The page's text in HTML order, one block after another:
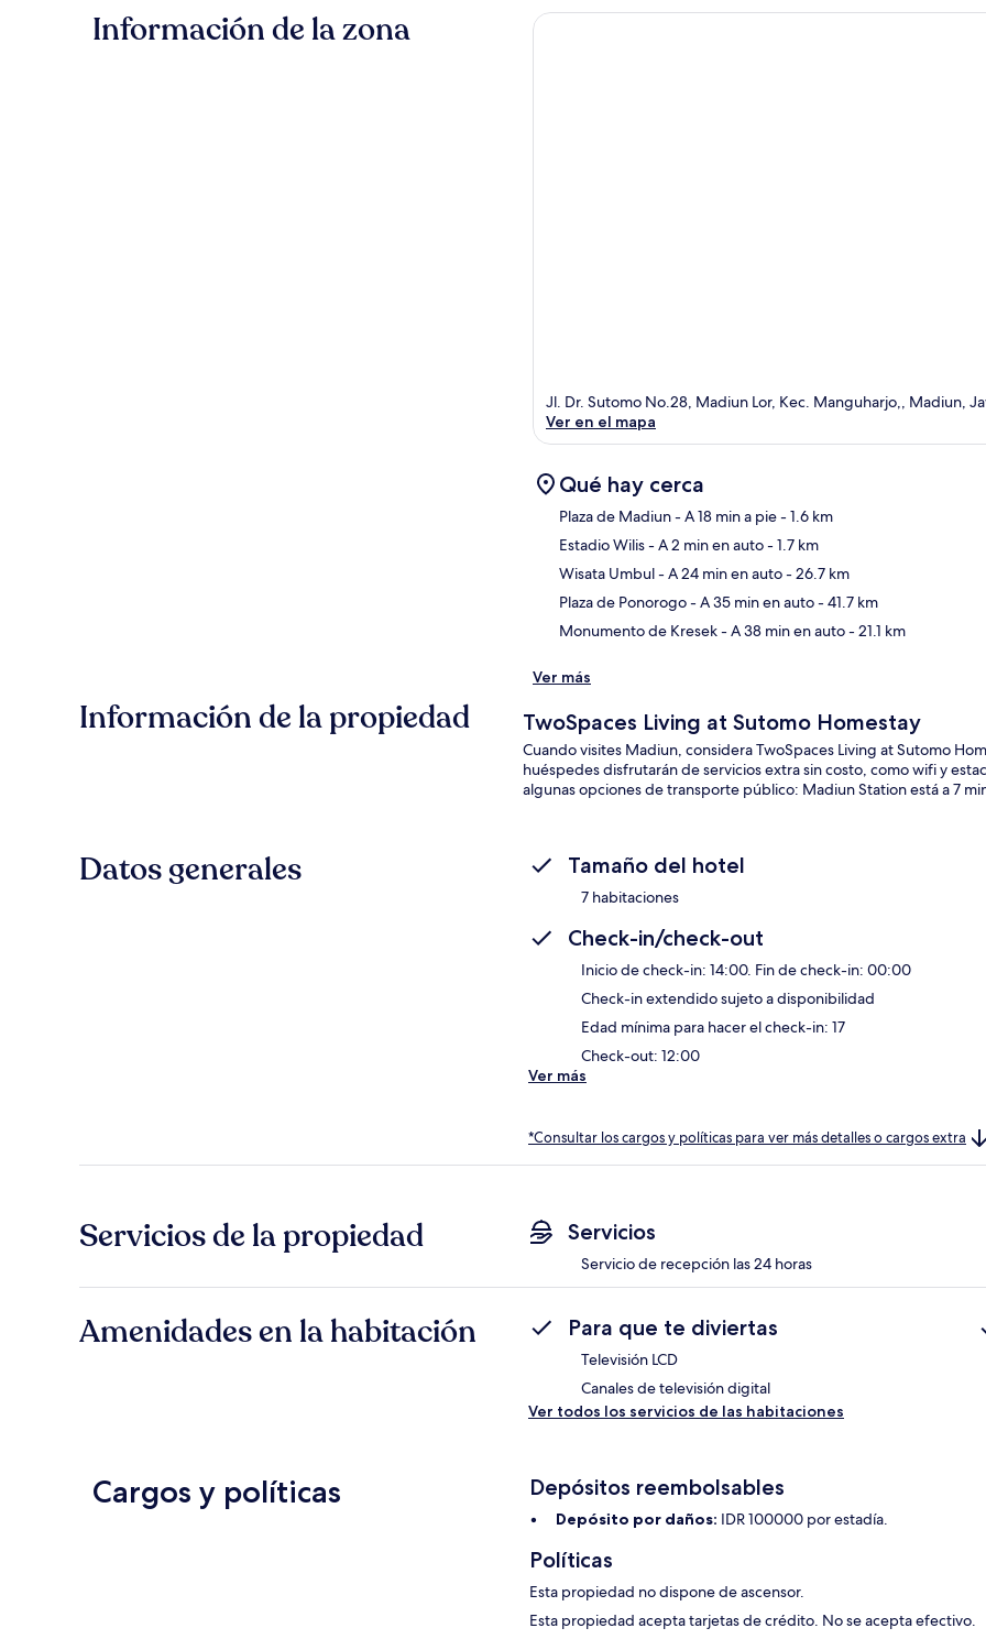
Información de la zona
Jl. Dr. Sutomo No.28, Madiun Lor, Kec. Manguharjo,, Madiun,
Ver en el mapa
Qué hay cerca
Plaza de Madiun- A 18 min a pie- 1.6 km
Estadio Wilis- A 2 min en auto- 1.7 km
Wisata Umbul- A 24 min en auto- 26.7 km
Plaza de Ponorogo- A 35 min en auto- 41.7 km
Monumento de Kresek- A 38 min en auto- 21.1 km
Ver más
Información de la propiedad TwoSpaces Living at Sutomo Homestay
Cuando visites Madiun, considera TwoSpaces Living at Sutomo
huéspedes disfrutarán de servicios extra sin costo, como wifi y
algunas opciones de transporte público: Madiun Station está a 7
Datos generales Tamaño del hotel
7 habitaciones
Check-in/check-out
Inicio de check-in: 14:00. Fin de check-in: 00:00
Check-in extendido sujeto a disponibilidad
Edad mínima para hacer el check-in: 17
Check-out: 12:00
Ver más
*Consultar los cargos y políticas para ver más detalles o cargos extra
Servicios de la propiedad Servicios
Servicio de recepción las 24 horas
Amenidades en la habitación Para que te diviertas
Televisión LCD
Canales de televisión digital
Ver todos los servicios de las habitaciones
Cargos y políticas Depósitos reembolsables
Depósito por daños: IDR 100000 por estadía.
Políticas
Esta propiedad no dispone de ascensor.
Esta propiedad acepta tarjetas de crédito. No se acepta efectivo.